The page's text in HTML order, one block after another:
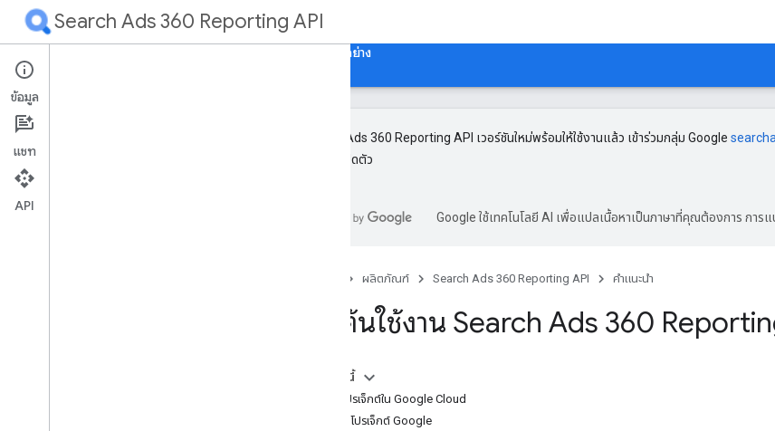
Search Ads 360 Reporting API
ห้องสมุดและตัวอย่าง
ภาพรวม
เริ่มต้นใช้งาน
Search Ads 360 Reporting API เวอร์ชันใหม่พร้อมให้ใช้งานแล้ว เข้าร่วมกลุ่ม Google
กำลังจะเปิดตัว
Google ใช้เทคโนโลยี AI เพื่อแปลเนื้อหาเป็นภาษาที่คุณต้องการ การ
ผลิตภัณฑ์ Search Ads 360 Reporting API คำแนะนำ
เริ่มต้นใช้งาน Search Ads 360
ในหน้านี้
ตั้งค่าโปรเจ็กต์ใน Google Cloud
สร้างโปรเจ็กต์ Google
ข้อมูล
แชท
API